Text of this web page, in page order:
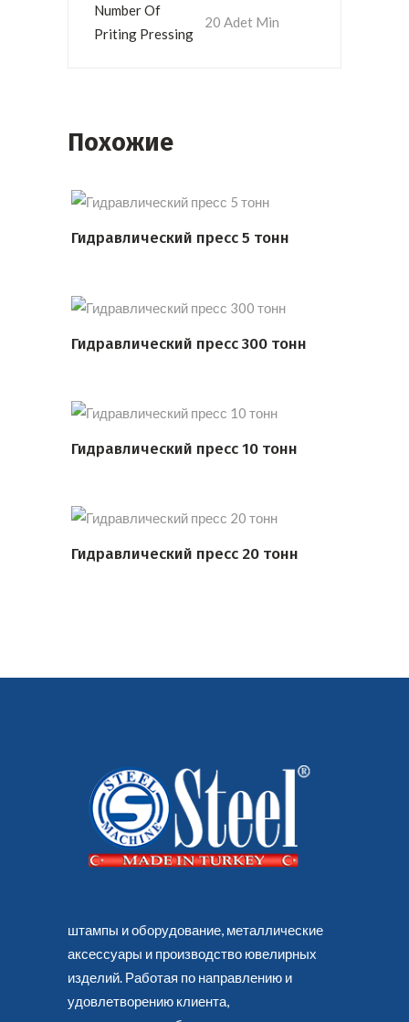
Number Of
Priting Pressing
20 Adet Min
Похожие
ПОДРОБНЕЕ
Гидравлический пресс 5 тонн
ПОДРОБНЕЕ
Гидравлический пресс 300 тонн
ПОДРОБНЕЕ
Гидравлический пресс 10 тонн
ПОДРОБНЕЕ
Гидравлический пресс 20 тонн
штампы и оборудование, металлические
аксессуары и производство ювелирных
изделий. Работая по направлению и
удовлетворению клиента,